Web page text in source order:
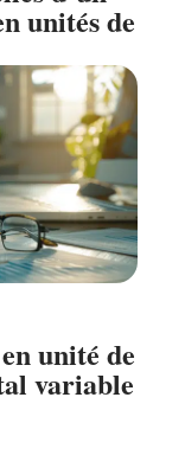
unités de
unité de
variable